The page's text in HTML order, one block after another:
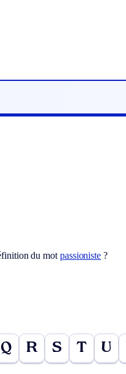
du mot passioniste ?
Q R S T U